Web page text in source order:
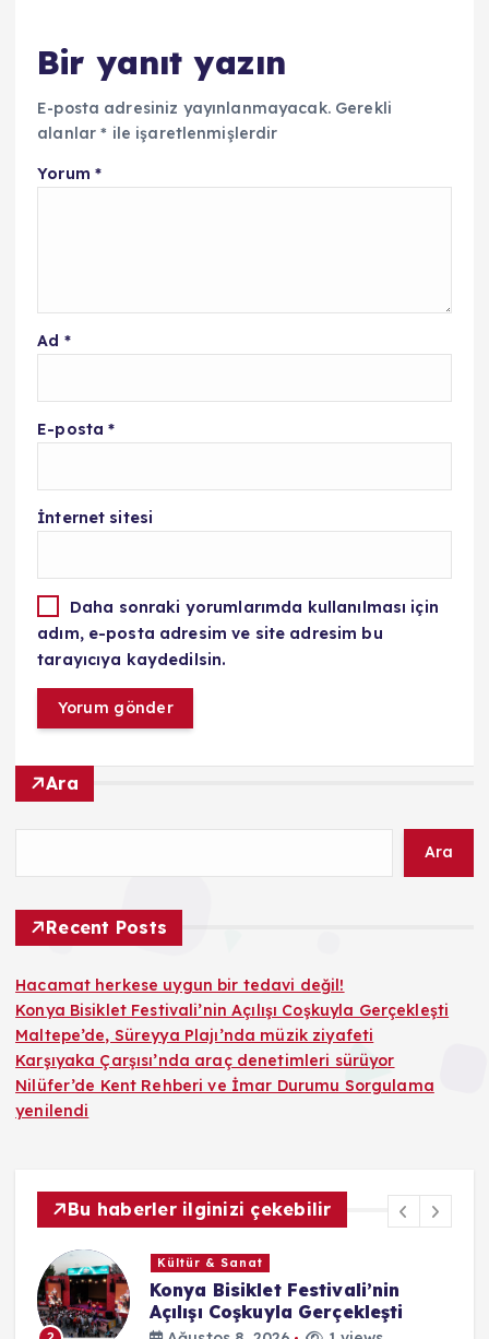
Bir yanıt yazın
E-posta adresiniz yayınlanmayacak. Gerekli
alanlar* ile işaretlenmişlerdir
Yorum *
Ad *
E-posta*
İnternet sitesi
Daha sonraki yorumlarımda kullanılması için
adım, e-posta adresim ve site adresim bu
tarayıcıya kaydedilsin.
Ara
Ara
Recent Posts
Hacamat herkese uygun bir tedavi değil!
Konya Bisiklet Festivali’nin Açılışı Coşkuyla Gerçekleşti
Maltepe’de, Süreyya Plajı’nda müzik ziyafeti
Karşıyaka Çarşısı’nda araç denetimleri sürüyor
Nilüfer’de Kent Rehberi ve İmar Durumu Sorgulama
yenilendi
Bu haberler ilginizi çekebilir
Kültür & Sanat
Konya Bisiklet Festivali’nin
Açılışı Coşkuyla Gerçekleşti